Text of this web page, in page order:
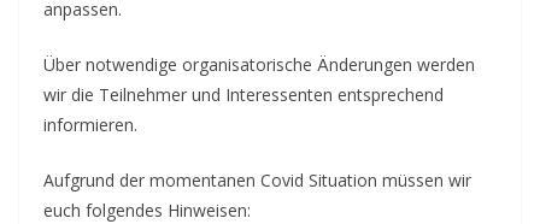
anpassen.
Über notwendige organisatorische Änderungen werden
wir die Teilnehmer und Interessenten entsprechend
informieren.
Aufgrund der momentanen Covid Situation müssen wir
euch folgendes Hinweisen: